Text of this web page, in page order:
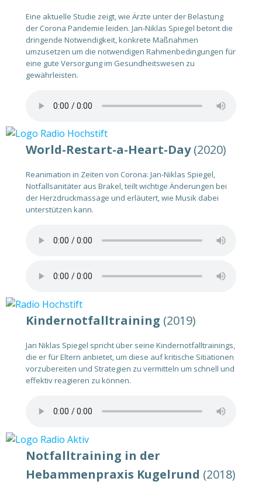
Eine aktuelle Studie zeigt, wie Ärzte unter der Belastung
der Corona Pandemie leiden. Jan-Niklas Spiegel betont die
dringende Notwendigkeit, konkrete Maßnahmen
umzusetzen um die notwendigen Rahmenbedingungen für
eine gute Versorgung im Gesundheitswesen zu
gewährleisten.
World-Restart-a-Heart-Day(2020)
Reanimation in Zeiten von Corona: Jan-Niklas Spiegel,
Notfallsanitäter aus Brakel, teilt wichtige Änderungen bei
der Herzdruckmassage und erläutert, wie Musik dabei
unterstützen kann.
Kindernotfalltraining (2019)
Jan Niklas Spiegel spricht über seine Kindernotfalltrainings,
die er für Eltern anbietet, um diese auf kritische Sitiationen
vorzubereiten und Strategien zu vermitteln um schnell und
effektiv reagieren zu können.
Notfalltraining in der
Hebammenpraxis Kugelrund (2018)